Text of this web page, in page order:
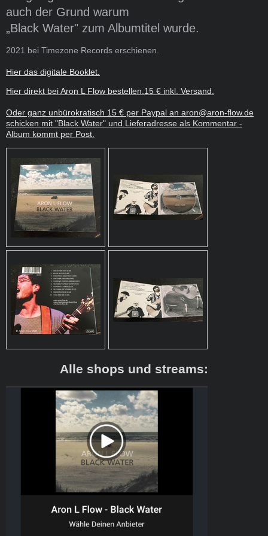
auch der Grund warum
„Black Water" zum Albumtitel wurde.
2021 bei Timezone Records erschienen.
Hier das digitale Booklet.
Hier direkt bei Aron L Flow bestellen.15 € inkl. Versand.
Oder ganz unbürokratisch 15 € per Paypal an aron@aron-flow.de
schicken mit "Black Water" und Lieferadresse als Kommentar -
Album kommt per Post.
Alle shops und streams: